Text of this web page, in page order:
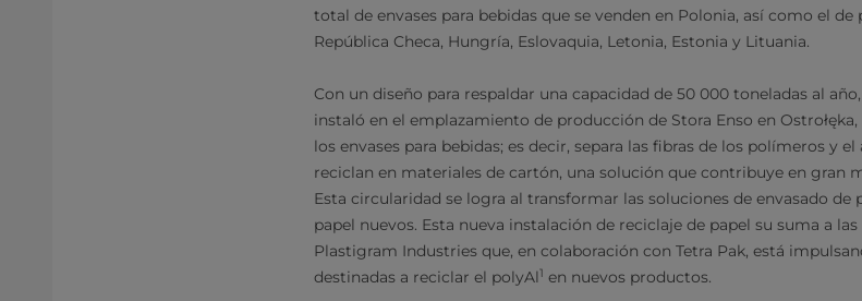
total de envases para bebidas que se venden en Polonia, así como el de
República Checa, Hungría, Eslovaquia, Letonia, Estonia y Lituania.
Con un diseño para respaldar una capacidad de 50 000 toneladas al
instaló en el emplazamiento de producción de Stora Enso en
los envases para bebidas; es decir, separa las fibras de los polímeros y
reciclan en materiales de cartón, una solución que contribuye en gran
Esta circularidad se logra al transformar las soluciones de envasado de
papel nuevos. Esta nueva instalación de reciclaje de papel su suma a
Plastigram Industries que, en colaboración con Tetra Pak, está
destinadas a reciclar el polyAl1 en nuevos productos.